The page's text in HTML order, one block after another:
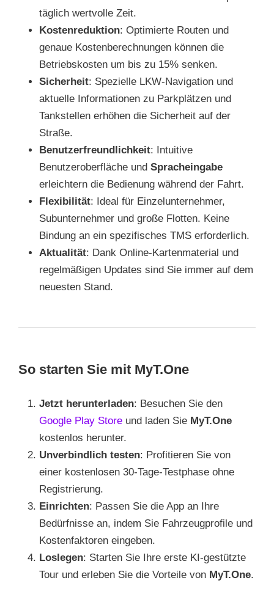
täglich wertvolle Zeit.
Kostenreduktion: Optimierte Routen und
genaue Kostenberechnungen können die
Betriebskosten um bis zu 15% senken.
Sicherheit: Spezielle LKW-Navigation und
aktuelle Informationen zu Parkplätzen und
Tankstellen erhöhen die Sicherheit auf der
Straße.
Benutzerfreundlichkeit: Intuitive
Benutzeroberfläche und Spracheingabe
erleichtern die Bedienung während der Fahrt.
Flexibilität: Ideal für Einzelunternehmer,
Subunternehmer und große Flotten. Keine
Bindung an ein spezifisches TMS erforderlich.
Aktualität: Dank Online-Kartenmaterial und
regelmäßigen Updates sind Sie immer auf dem
neuesten Stand.
So starten Sie mit MyT.One
Jetzt herunterladen: Besuchen Sie den
Google Play Store und laden Sie MyT.One
kostenlos herunter.
Unverbindlich testen: Profitieren Sie von
einer kostenlosen 30-Tage-Testphase ohne
Registrierung.
Einrichten: Passen Sie die App an Ihre
Bedürfnisse an, indem Sie Fahrzeugprofile und
Kostenfaktoren eingeben.
Loslegen: Starten Sie Ihre erste KI-gestützte
Tour und erleben Sie die Vorteile von MyT.One.